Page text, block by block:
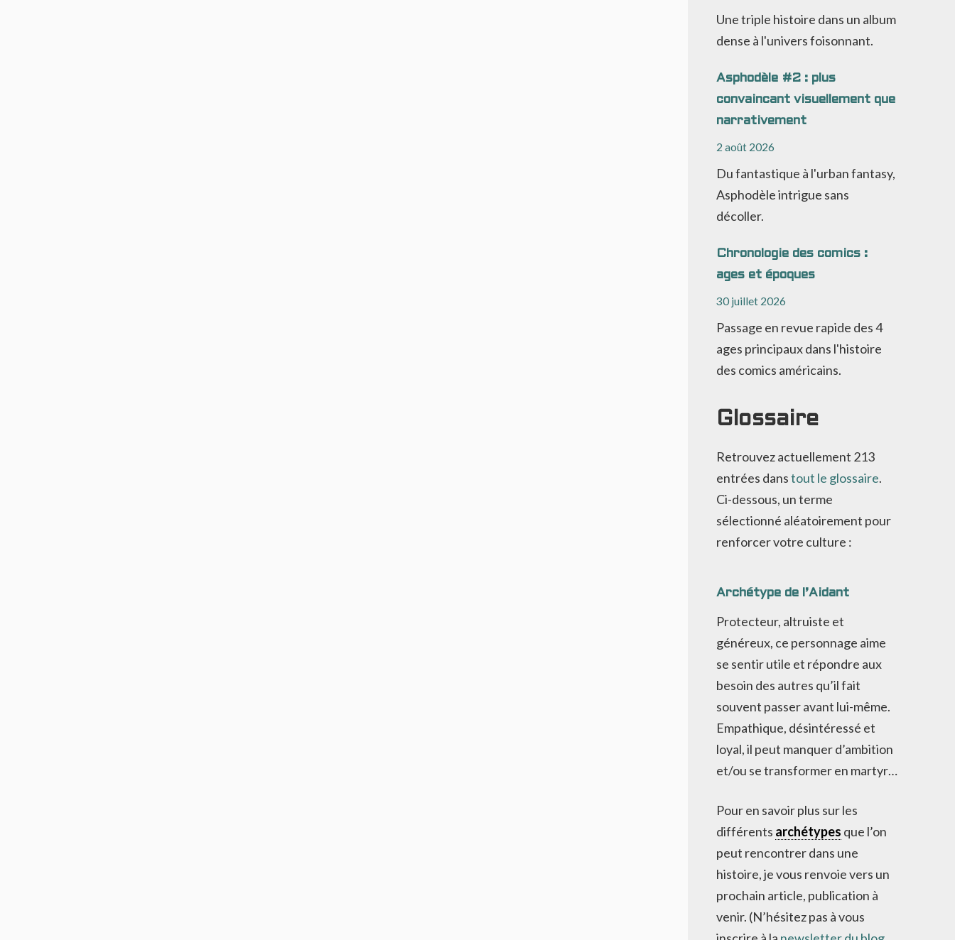
Une triple histoire dans un album
dense à l'univers foisonnant.
Asphodèle #2 : plus
convaincant visuellement que
narrativement
2 août 2026
Du fantastique à l'urban fantasy,
Asphodèle intrigue sans
décoller.
Chronologie des comics :
ages et époques
30 juillet 2026
Passage en revue rapide des 4
ages principaux dans l'histoire
des comics américains.
Glossaire
Retrouvez actuellement 213
entrées danstout le glossaire.
Ci-dessous, un terme
sélectionné aléatoirement pour
renforcer votre culture :
Archétype de l’Aidant
Protecteur, altruiste et
généreux, ce personnage aime
se sentir utile et répondre aux
besoin des autres qu’il fait
souvent passer avant lui-même.
Empathique, désintéressé et
loyal, il peut manquer d’ambition
et/ou se transformer en martyr…
Pour en savoir plus sur les
différents archétypes que l’on
peut rencontrer dans une
histoire, je vous renvoie vers un
prochain article, publication à
venir. (N’hésitez pas à vous